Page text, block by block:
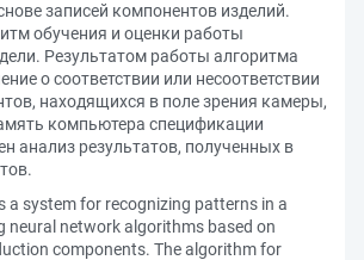
записей компонентов изделий.
обучения и оценки работы
Результатом работы алгоритма
о соответствии или несоответствии
находящихся в поле зрения камеры,
компьютера спецификации
анализ результатов, полученных в
a system for recognizing patterns in a
neural network algorithms based on
components. The algorithm for